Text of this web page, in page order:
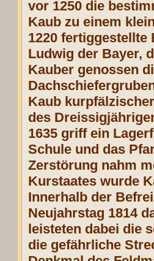
vor 1250 die
Kaub zu einem
1220 fertiggestellte
Ludwig der Bayer,
Kauber genossen
Kaub
des
1635 griff ein
Schule und das
Zerstörung nahm
Kurstaates wurde
Innerhalb der
Neujahrstag 1814
leisteten dabei die
die gefährliche